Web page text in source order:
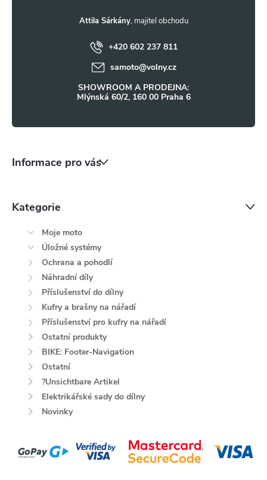
Attila Sárkány
+420 602 237 811
samoto@volny.cz
SHOWROOM A PRODEJNA:
Mlýnská 60/2, 160 00 Praha 6
Informace pro vás
Kategorie
Moje moto
Úložné systémy
Ochrana a pohodlí
Náhradní díly
Příslušenství do dílny
Kufry a brašny na nářadí
Příslušenství pro kufry na nářadí
Ostatní produkty
BIKE: Footer-Navigation
Ostatní
?Unsichtbare Artikel
Elektrikářské sady do dílny
Novinky